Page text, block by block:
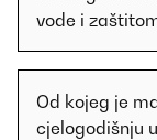
vode i
Od kojeg je
cjelogodišnju